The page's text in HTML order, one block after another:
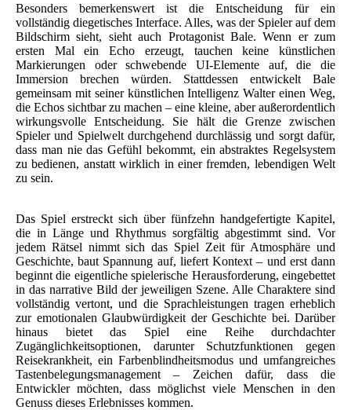
Besonders bemerkenswert ist die Entscheidung für ein
vollständig diegetisches Interface. Alles, was der Spieler auf dem
Bildschirm sieht, sieht auch Protagonist Bale. Wenn er zum
ersten Mal ein Echo erzeugt, tauchen keine künstlichen
Markierungen oder schwebende UI-Elemente auf, die die
Immersion brechen würden. Stattdessen entwickelt Bale
gemeinsam mit seiner künstlichen Intelligenz Walter einen Weg,
die Echos sichtbar zu machen – eine kleine, aber außerordentlich
wirkungsvolle Entscheidung. Sie hält die Grenze zwischen
Spieler und Spielwelt durchgehend durchlässig und sorgt dafür,
dass man nie das Gefühl bekommt, ein abstraktes Regelsystem
zu bedienen, anstatt wirklich in einer fremden, lebendigen Welt
zu sein.
Das Spiel erstreckt sich über fünfzehn handgefertigte Kapitel,
die in Länge und Rhythmus sorgfältig abgestimmt sind. Vor
jedem Rätsel nimmt sich das Spiel Zeit für Atmosphäre und
Geschichte, baut Spannung auf, liefert Kontext – und erst dann
beginnt die eigentliche spielerische Herausforderung, eingebettet
in das narrative Bild der jeweiligen Szene. Alle Charaktere sind
vollständig vertont, und die Sprachleistungen tragen erheblich
zur emotionalen Glaubwürdigkeit der Geschichte bei. Darüber
hinaus bietet das Spiel eine Reihe durchdachter
Zugänglichkeitsoptionen, darunter Schutzfunktionen gegen
Reisekrankheit, ein Farbenblindheitsmodus und umfangreiches
Tastenbelegungsmanagement – Zeichen dafür, dass die
Entwickler möchten, dass möglichst viele Menschen in den
Genuss dieses Erlebnisses kommen.